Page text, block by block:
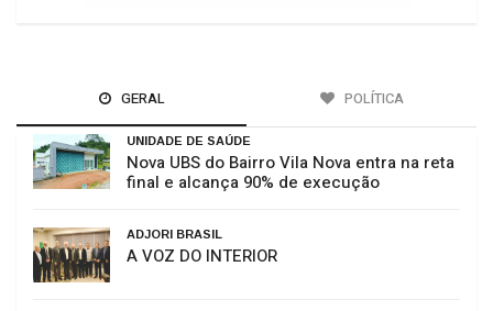
GERAL POLÍTICA
UNIDADE DE SAÚDE
Nova UBS do Bairro Vila Nova entra na reta
final e alcança 90% de execução
ADJORI BRASIL
A VOZ DO INTERIOR